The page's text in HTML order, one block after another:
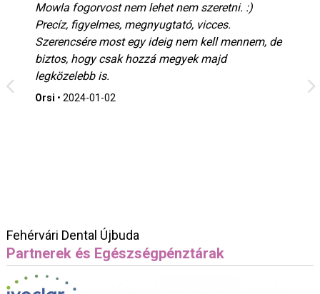
Mowla fogorvost nem lehet nem szeretni. :)
Precíz, figyelmes, megnyugtató, vicces.
Szerencsére most egy ideig nem kell mennem, de
biztos, hogy csak hozzá megyek majd
legközelebb is.
Orsi • 2024-01-02
Fehérvári Dental Újbuda
Partnerek és Egészségpénztárak